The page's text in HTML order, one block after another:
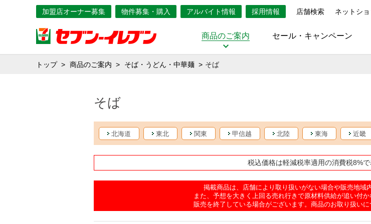
加盟店オーナー募集 物件募集・購入 アルバイト情報 採用情報 店舗検索 ネットシ
商品のご案内 セール・キャンペーン
トップ 商品のご案内 そば・うどん・中華麺 そば
そば
北海道 東北 関東 甲信越 北陸 東海 近畿
税込価格は軽減税率適用の消費税8%で
掲載商品は、店舗により取り扱いがない場合や販売地域
また、予想を大きく上回る売れ行きで原材料供給が追い付
販売を終了している場合がございます。商品のお取り扱いに